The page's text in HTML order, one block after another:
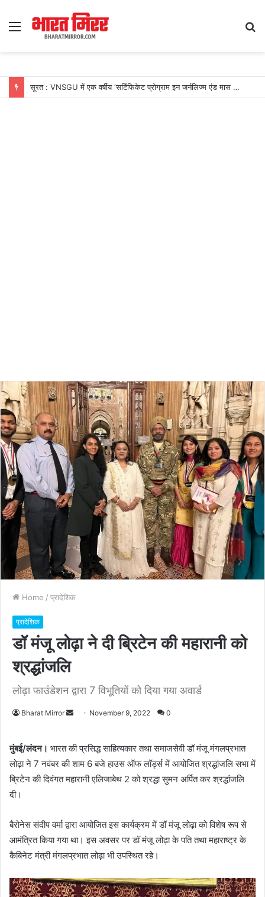
Menu
सूरत : VNSGU में एक वर्षीय ‘सर्टिफिकेट प्रोग्राम इन जर्नलिज्म एंड मास कम्युनिकेशन’ का शुभारंभ
Home / प्रादेशिक
प्रादेशिक
डॉ मंजू लोढ़ा ने दी ब्रिटेन की महारानी को
श्रद्धांजलि
लोढ़ा फाउंडेशन द्वारा 7 विभूतियों को दिया गया अवार्ड
Bharat Mirror
a
n
a
i
l
November 9, 2022 0
मुंबई/लंदन। भारत की प्रसिद्ध साहित्यकार तथा समाजसेवी डॉ मंजू मंगलप्रभात
लोढ़ा ने 7 नवंबर की शाम 6 बजे हाउस ऑफ लॉर्ड्स में आयोजित श्रद्धांजलि सभा में
ब्रिटेन की दिवंगत महारानी एलिजाबेथ 2 को श्रद्धा सुमन अर्पित कर श्रद्धांजलि
दी।
बैरोनेस संदीप वर्मा द्वारा आयोजित इस कार्यक्रम में डॉ मंजू लोढ़ा को विशेष रूप से
आमंत्रित किया गया था। इस अवसर पर डॉ मंजू लोढ़ा के पति तथा महाराष्ट्र के
कैबिनेट मंत्री मंगलप्रभात लोढ़ा भी उपस्थित रहे।